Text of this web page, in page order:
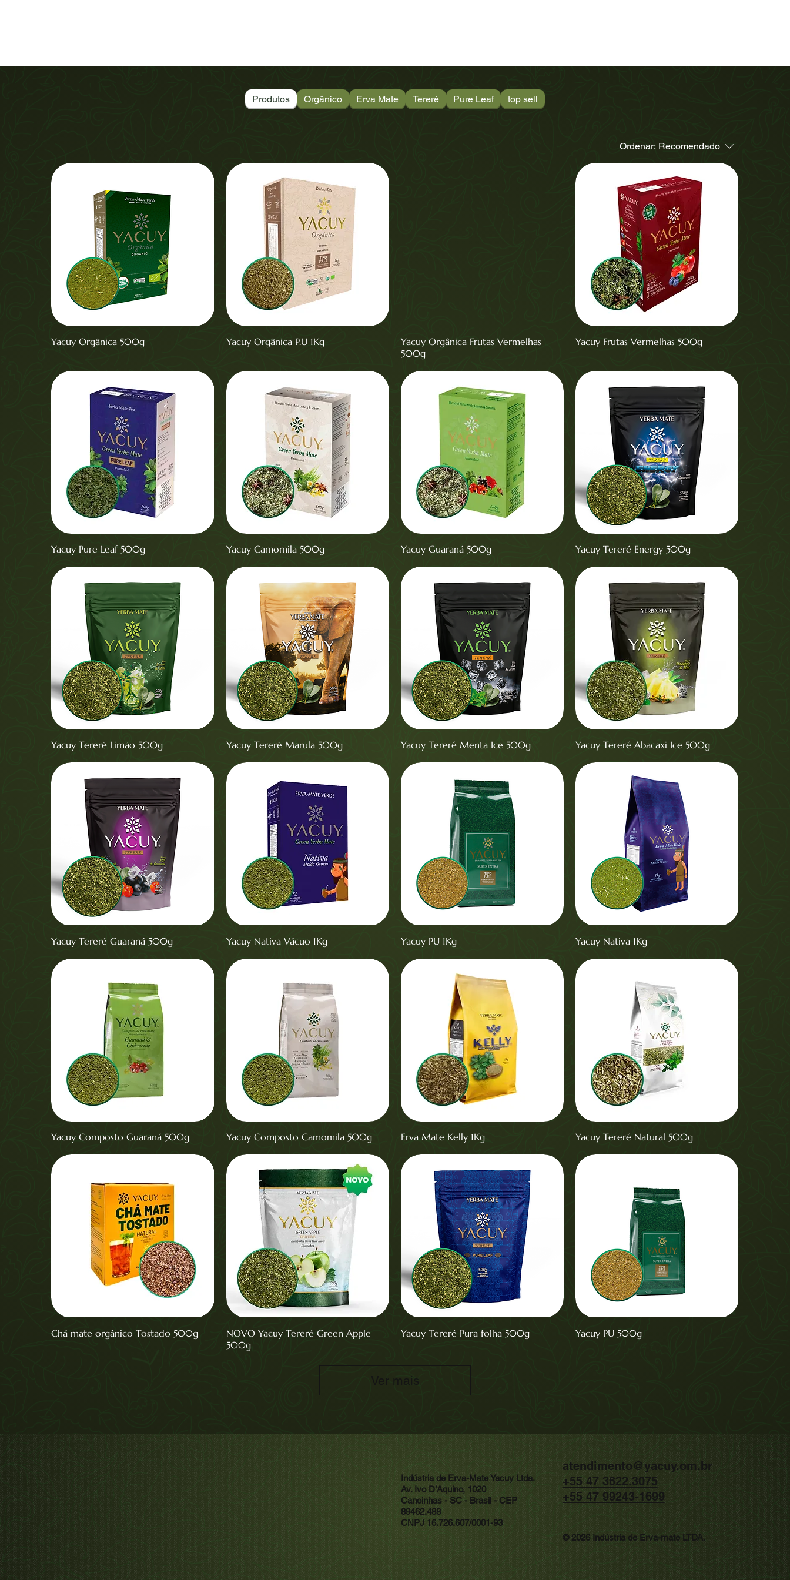
Produtos Orgânico Erva Mate Tereré Pure Leaf top sell
Ordenar: Recomendado
Yacuy Orgânica 500g Yacuy Orgânica P.U 1Kg
Yacuy Orgânica Frutas Vermelhas
500g
Yacuy Frutas Vermelhas 500g
Yacuy Pure Leaf 500g Yacuy Camomila 500g Yacuy Guaraná 500g Yacuy Tereré Energy 500g
Yacuy Tereré Limão 500g Yacuy Tereré Marula 500g Yacuy Tereré Menta Ice 500g Yacuy Tereré Abacaxi Ice 500g
Yacuy Tereré Guaraná 500g Yacuy Nativa Vácuo 1Kg Yacuy PU 1Kg Yacuy Nativa 1Kg
Yacuy Composto Guaraná 500g Yacuy Composto Camomila 500g Erva Mate Kelly 1Kg Yacuy Tereré Natural 500g
Chá mate orgânico Tostado 500g
NOVO Yacuy Tereré Green Apple
500g
Yacuy Tereré Pura folha 500g Yacuy PU 500g
Ver mais
Indústria de Erva-Mate Yacuy Ltda.
Av. Ivo D’Aquino, 1020
Canoinhas - SC - Brasil - CEP
89462.488
CNPJ 16.726.607/0001-93
atendimento@yacuy.om.br
+55 47 3622.3075
+55 47 99243-1699
© 2026 Indústria de Erva-mate LTDA.